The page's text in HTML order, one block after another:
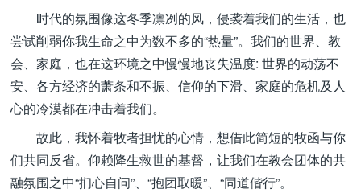
时代的氛围像这冬季凛冽的风，侵袭着我们的生活，也
尝试削弱你我生命之中为数不多的“热量”。我们的世界、教
会、家庭，也在这环境之中慢慢地丧失温度: 世界的动荡不
安、各方经济的萧条和不振、信仰的下滑、家庭的危机及人
心的冷漠都在冲击着我们。
故此，我怀着牧者担忧的心情，想借此简短的牧函与你
们共同反省。仰赖降生救世的基督，让我们在教会团体的共
融氛围之中“扪心自问”、“抱团取暖”、“同道偕行”。